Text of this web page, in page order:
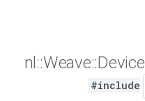
nl ::Weave::Device
#include